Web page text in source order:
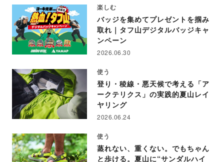
楽しむ
バッジを集めてプレゼントを掴み
取れ｜タフ山デジタルバッジキャ
ンペーン
2026.06.30
使う
登り・稜線・悪天候で考える「ア
ークテリクス」の実践的夏山レイ
ヤリング
2026.06.24
使う
蒸れない、重くない。でもちゃん
と歩ける。夏山に“サンダルハイ